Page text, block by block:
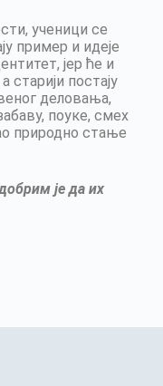
ученици се
пример и идеје
јер ће и
старији постају
деловања,
поуке, смех
природно стање
је да их